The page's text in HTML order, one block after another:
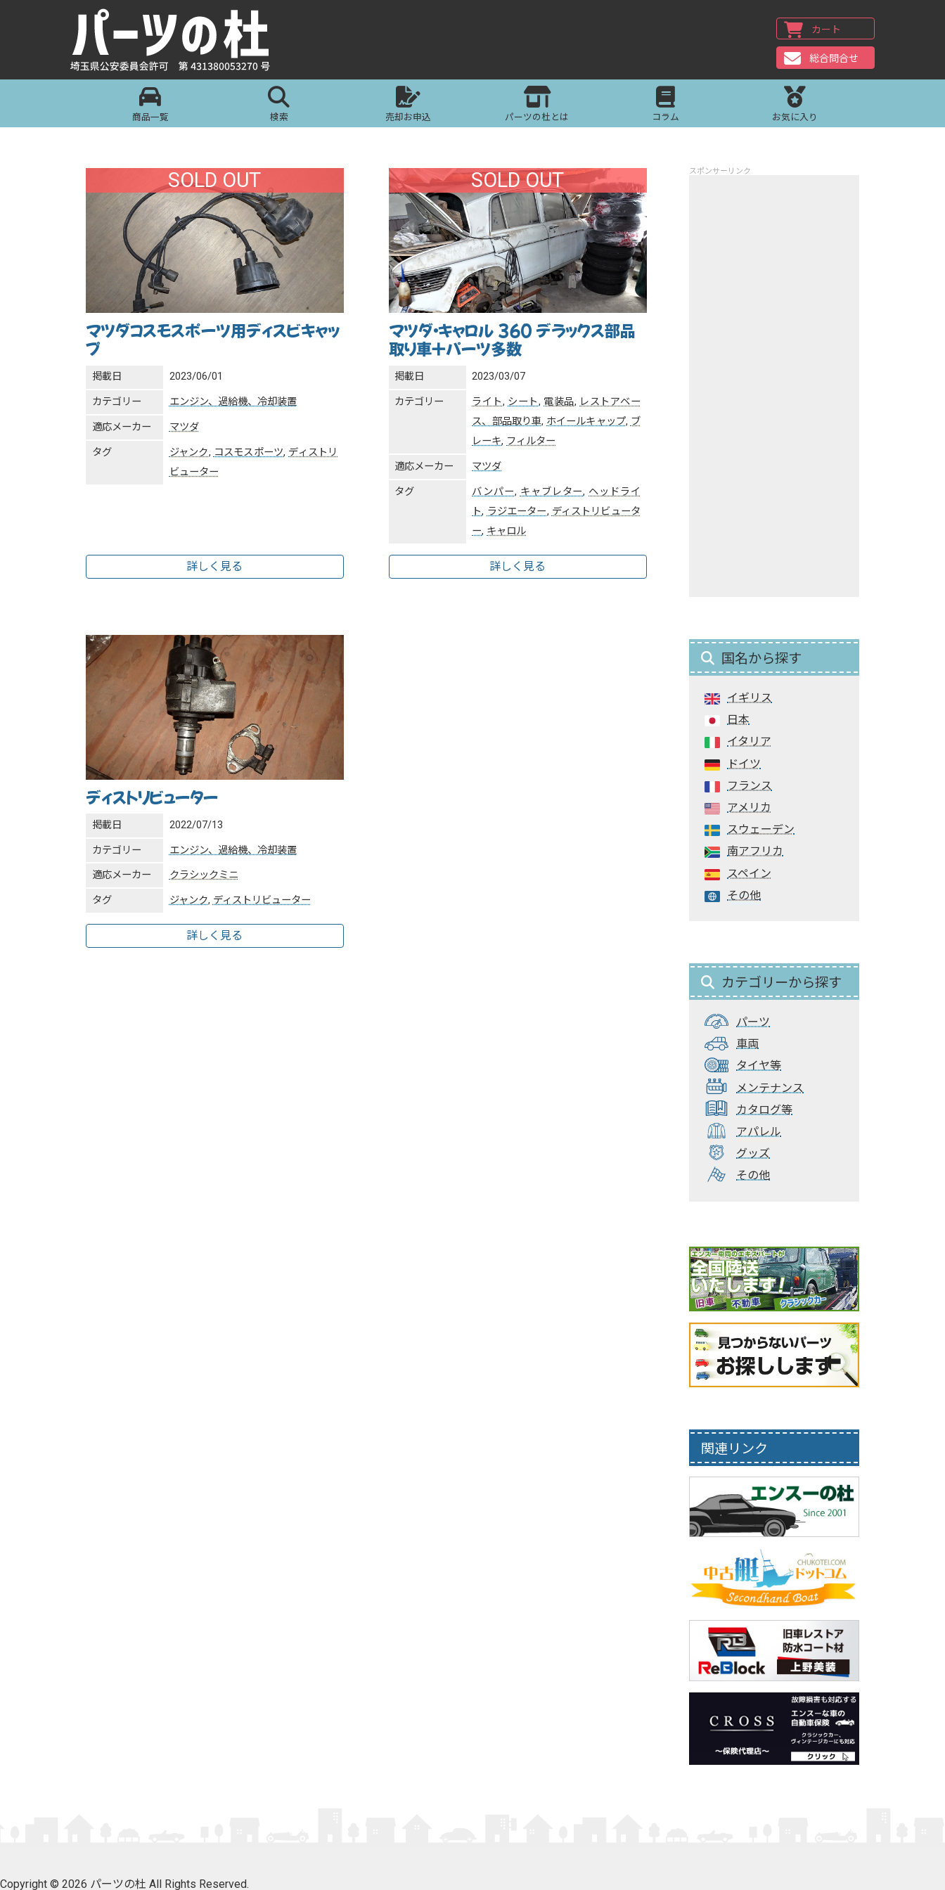
カート
総合問合せ
商品一覧 検索 売却お申込 パーツの杜とは コラム お気に入り
SOLD OUT
マツダコスモスポーツ用ディスビキャッ
プ
掲載日 2023/06/01
カテゴリー エンジン、過給機、冷却装置
適応メーカー マツダ
タグ ジャンク, コスモスポーツ, ディストリ
ビューター
詳しく見る
SOLD OUT
マツダ・キャロル 360 デラックス部品
取り車＋パーツ多数
掲載日 2023/03/07
カテゴリー ライト, シート, 電装品, レストアベー
ス、部品取り車, ホイールキャップ, ブ
レーキ, フィルター
適応メーカー マツダ
タグ バンパー, キャブレター, ヘッドライ
ト, ラジエーター, ディストリビュータ
ー, キャロル
詳しく見る
ディストリビューター
掲載日 2022/07/13
カテゴリー エンジン、過給機、冷却装置
適応メーカー クラシックミニ
タグ ジャンク, ディストリビューター
詳しく見る
スポンサーリンク
国名から探す
イギリス
日本
イタリア
ドイツ
フランス
アメリカ
スウェーデン
南アフリカ
スペイン
その他
カテゴリーから探す
パーツ
車両
タイヤ等
メンテナンス
カタログ等
アパレル
グッズ
その他
関連リンク
Copyright © 2026 パーツの杜 All Rights Reserved.